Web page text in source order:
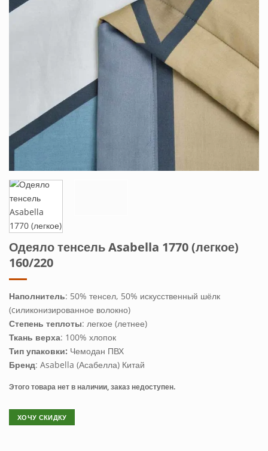
Одеяло тенсель Asabella 1770 (легкое)
160/220
Наполнитель: 50% тенсел, 50% искусственный шёлк
(cиликонизированное волокно)
Степень теплоты: легкое (летнее)
Ткань верха: 100% хлопок
Тип упаковки: Чемодан ПВХ
Бренд: Asabella (Асабелла) Китай
Этого товара нет в наличии, заказ недоступен.
ХОЧУ СКИДКУ